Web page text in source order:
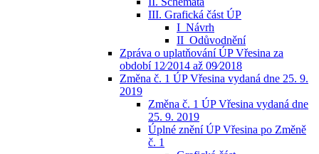
III. Grafická část ÚP
I_Návrh
II_Odůvodnění
Zpráva o uplatňování ÚP Vřesina za
období 12⁄2014 až 09⁄2018
Změna č. 1 ÚP Vřesina vydaná dne 25. 9.
2019
Změna č. 1 ÚP Vřesina vydaná dne
25. 9. 2019
Úplné znění ÚP Vřesina po Změně
č. 1